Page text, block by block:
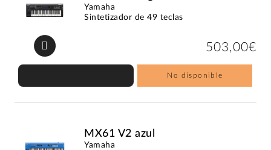
Yamaha
Sintetizador de 49 teclas
503,00€
No disponible
MX61 V2 azul
Yamaha